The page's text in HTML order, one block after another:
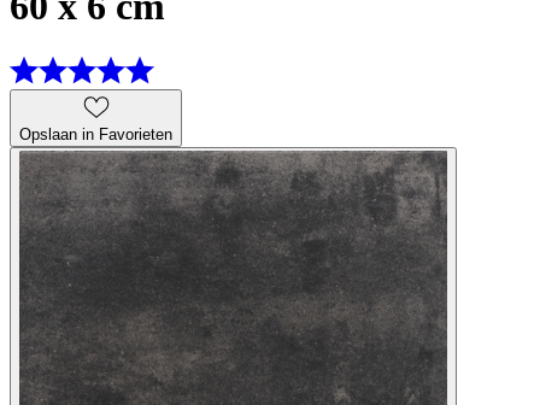
Opslaan in Favorieten